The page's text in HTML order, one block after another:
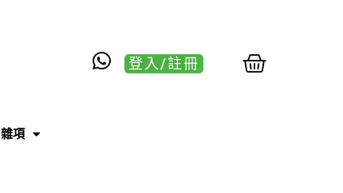
登入/註冊
雜項